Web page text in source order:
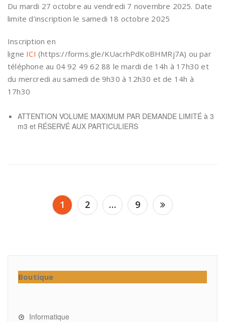
Du mardi 27 octobre au vendredi 7 novembre 2025. Date
limite d’inscription le samedi 18 octobre 2025
Inscription en
ligne ICI (https://forms.gle/KUacrhPdKoBHMRj7A) ou par
téléphone au 04 92 49 62 88 le mardi de 14h à 17h30 et
du mercredi au samedi de 9h30 à 12h30 et de 14h à
17h30
ATTENTION VOLUME MAXIMUM PAR DEMANDE LIMITÉ à 3
m3 et RÉSERVÉ AUX PARTICULIERS
Navigation
1 2 … 9
Boutique
Informatique